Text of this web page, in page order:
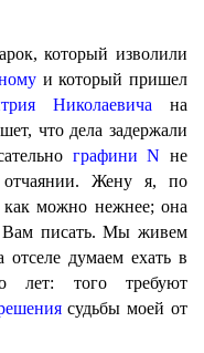
который изволили
и который пришел
Николаевича на
что дела задержали
графини N не
Жену я, по
можно нежнее; она
Вам писать. Мы живем
думаем ехать в
лет: того требуют
судьбы моей от